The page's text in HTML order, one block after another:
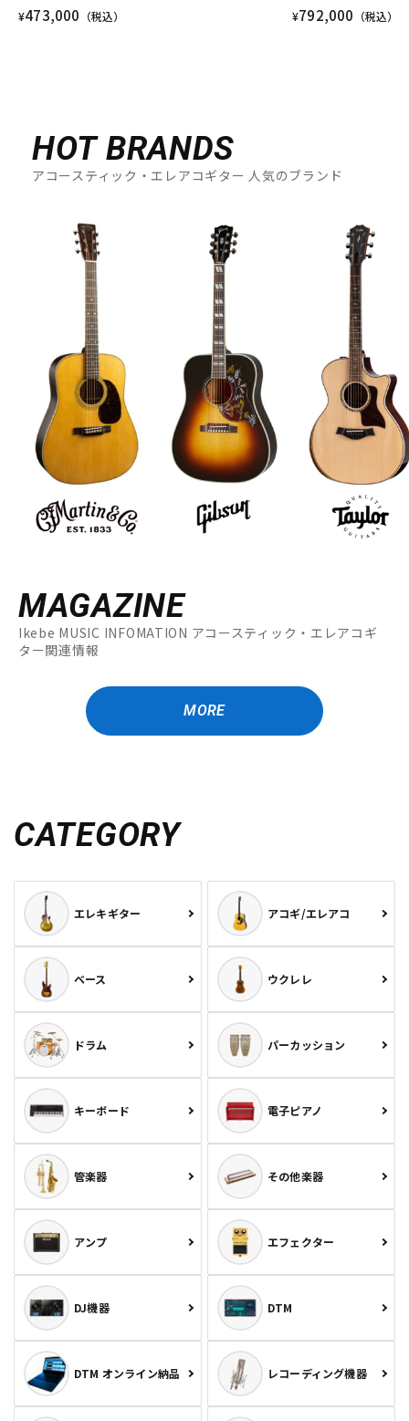
¥473,000 （税込） ¥792,000 （税込）
HOT BRANDS
アコースティック・エレアコギター 人気のブランド
MAGAZINE
Ikebe MUSIC INFOMATION アコースティック・エレアコギ
ター関連情報
MORE
CATEGORY
エレキギター アコギ/エレアコ
ベース ウクレレ
ドラム パーカッション
キーボード 電子ピアノ
管楽器 その他楽器
アンプ エフェクター
DJ機器 DTM
DTM オンライン納品 レコーディング機器